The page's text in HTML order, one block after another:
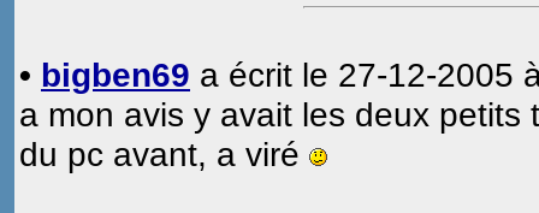
• bigben69 a écrit le 27-12-2005
a mon avis y avait les deux
du pc avant, a viré